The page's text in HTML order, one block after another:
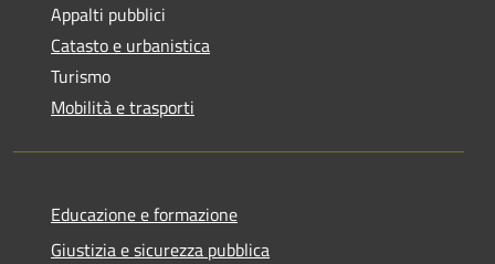
Appalti pubblici
Catasto e urbanistica
Turismo
Mobilità e trasporti
Educazione e formazione
Giustizia e sicurezza pubblica